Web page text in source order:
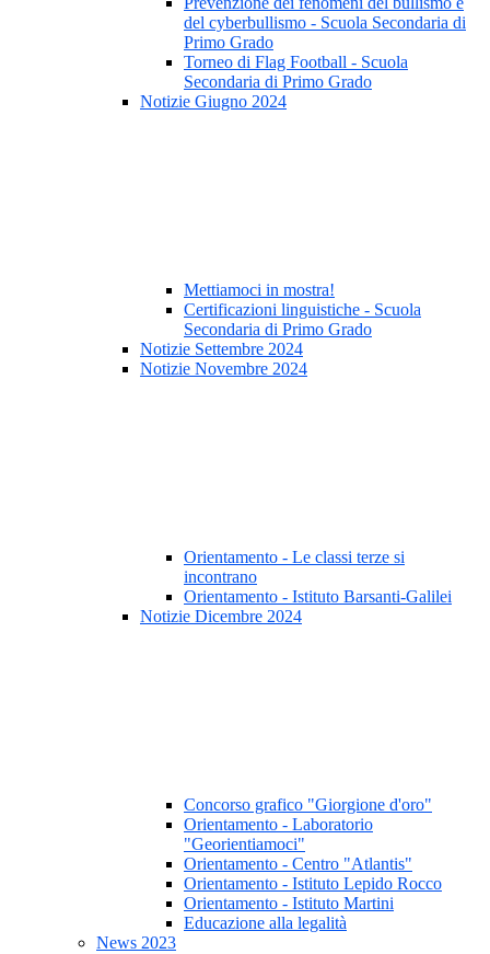
del cyberbullismo - Scuola Secondaria di
Primo Grado
Torneo di Flag Football - Scuola
Secondaria di Primo Grado
Notizie Giugno 2024
Mettiamoci in mostra!
Certificazioni linguistiche - Scuola
Secondaria di Primo Grado
Notizie Settembre 2024
Notizie Novembre 2024
Orientamento - Le classi terze si
incontrano
Orientamento - Istituto Barsanti-Galilei
Notizie Dicembre 2024
Concorso grafico "Giorgione d'oro"
Orientamento - Laboratorio
"Georientiamoci"
Orientamento - Centro "Atlantis"
Orientamento - Istituto Lepido Rocco
Orientamento - Istituto Martini
Educazione alla legalità
News 2023